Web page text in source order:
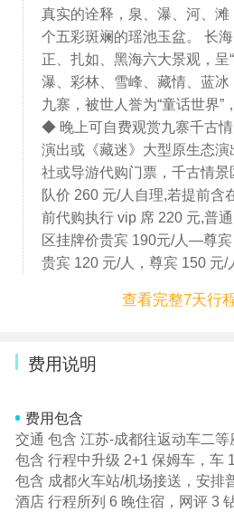
真实的诠释，泉、瀑、河、
个五彩斑斓的瑶池玉盆。 长
正、扎如、黑海六大景观，呈
瀑、彩林、雪峰、藏情、蓝冰
九寨，被世人誉为“童话世界”
◆ 晚上可自费观赏九寨千古
演出或《藏迷》大型原生态
社或导游代购门票，千古情景
队价 260 元/人自理,若提前含
前代购执行 vip 席 220 元,普
区挂牌价贵宾 190元/人—尊
贵宾 120 元/人，尊宾 150 元/
查看完整7天行
费用说明
费用包含
交通 包含 江苏-成都往返动车二等
包含 行程中升级 2+1 保姆车，车
包含 成都火车站/机场接送，安排
酒店 行程所列 6 晚住宿，网评 3